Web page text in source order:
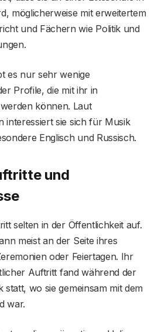
möglicherweise mit erweitertem
und Fächern wie Politik und
es nur sehr wenige
Profile, die mit ihr in
können. Laut
interessiert sie sich für Musik
Englisch und Russisch.
und
selten in der Öffentlichkeit auf.
meist an der Seite ihres
oder Feiertagen. Ihr
Auftritt fand während der
statt, wo sie gemeinsam mit dem
war.